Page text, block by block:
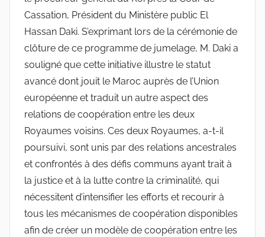
Cassation, Président du Ministère public El
Hassan Daki. S’exprimant lors de la cérémonie de
clôture de ce programme de jumelage, M. Daki a
souligné que cette initiative illustre le statut
avancé dont jouit le Maroc auprès de l’Union
européenne et traduit un autre aspect des
relations de coopération entre les deux
Royaumes voisins. Ces deux Royaumes, a-t-il
poursuivi, sont unis par des relations ancestrales
et confrontés à des défis communs ayant trait à
la justice et à la lutte contre la criminalité, qui
nécessitent d’intensifier les efforts et recourir à
tous les mécanismes de coopération disponibles
afin de créer un modèle de coopération entre les